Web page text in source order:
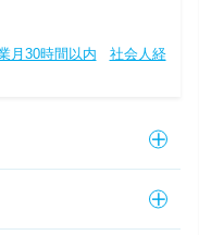
月30時間以内
社会人経